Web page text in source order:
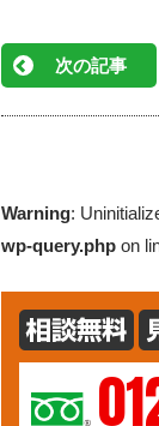
次の記事
Warning:
wp-query.php on